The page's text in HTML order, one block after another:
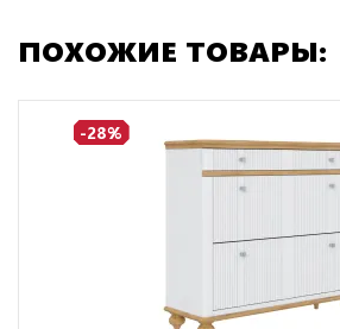
ПОХОЖИЕ ТОВАРЫ:
-28%